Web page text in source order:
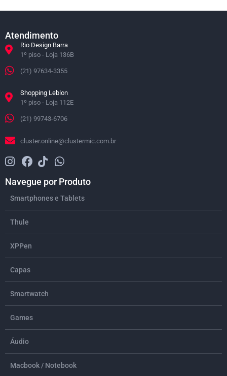
Atendimento
Rio Design Barra
1º piso - Loja 136B
(21) 97634-3355
Shopping Leblon
1º piso - Loja 112E
(21) 99743-6706
cluster.online@clustermic.com.br
Navegue por Produto
Smartphones e Tablets
Thule
XPPen
Capas
Smartwatch
Games
Áudio
Macbook / Notebook